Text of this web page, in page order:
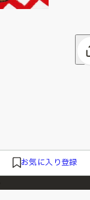
お気に入り登録